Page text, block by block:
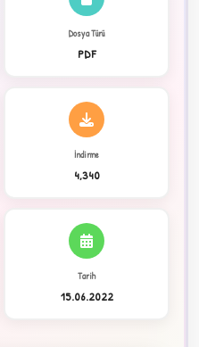
Dosya Türü
PDF
İndirme
4,340
Tarih
15.06.2022